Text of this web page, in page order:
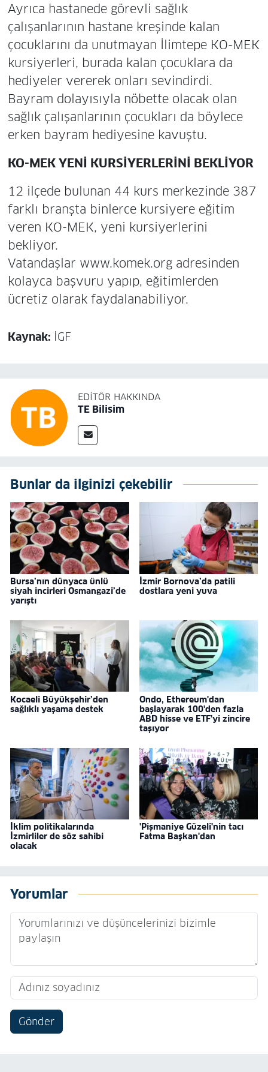
Ayrıca hastanede görevli sağlık
çalışanlarının hastane kreşinde kalan
çocuklarını da unutmayan İlimtepe KO-MEK
kursiyerleri, burada kalan çocuklara da
hediyeler vererek onları sevindirdi.
Bayram dolayısıyla nöbette olacak olan
sağlık çalışanlarının çocukları da böylece
erken bayram hediyesine kavuştu.
KO-MEK YENİ KURSİYERLERİNİ BEKLİYOR
12 ilçede bulunan 44 kurs merkezinde 387
farklı branşta binlerce kursiyere eğitim
veren KO-MEK, yeni kursiyerlerini
bekliyor.
Vatandaşlar www.komek.org adresinden
kolayca başvuru yapıp, eğitimlerden
ücretiz olarak faydalanabiliyor.
Kaynak: İGF
EDITÖR HAKKINDA
TE Bilisim
Bunlar da ilginizi çekebilir
Bursa’nın dünyaca ünlü
siyah incirleri Osmangazi’de
yarıştı
İzmir Bornova’da patili
dostlara yeni yuva
Kocaeli Büyükşehir’den
sağlıklı yaşama destek
Ondo, Ethereum'dan
başlayarak 100'den fazla
ABD hisse ve ETF'yi zincire
taşıyor
İklim politikalarında
İzmirliler de söz sahibi
olacak
'Pişmaniye Güzeli'nin tacı
Fatma Başkan'dan
Yorumlar
Gönder